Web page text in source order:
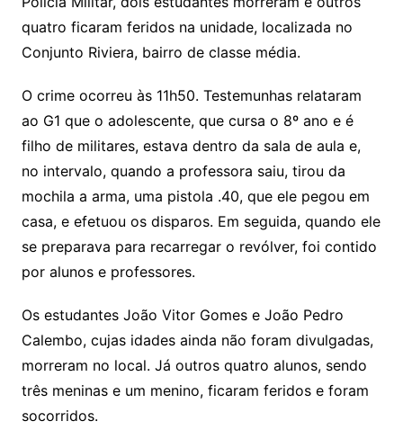
quatro ficaram feridos na unidade, localizada no
Conjunto Riviera, bairro de classe média.
O crime ocorreu às 11h50. Testemunhas relataram
ao G1 que o adolescente, que cursa o 8º ano e é
filho de militares, estava dentro da sala de aula e,
no intervalo, quando a professora saiu, tirou da
mochila a arma, uma pistola .40, que ele pegou em
casa, e efetuou os disparos. Em seguida, quando ele
se preparava para recarregar o revólver, foi contido
por alunos e professores.
Os estudantes João Vitor Gomes e João Pedro
Calembo, cujas idades ainda não foram divulgadas,
morreram no local. Já outros quatro alunos, sendo
três meninas e um menino, ficaram feridos e foram
socorridos.